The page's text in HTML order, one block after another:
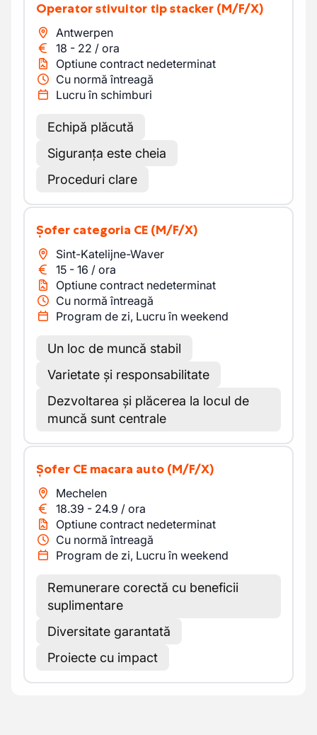
Operator stivuitor tip stacker (M/F/X)
Antwerpen
18 - 22 / ora
Optiune contract nedeterminat
Cu normă întreagă
Lucru în schimburi
Echipă plăcută
Siguranța este cheia
Proceduri clare
Șofer categoria CE (M/F/X)
Sint-Katelijne-Waver
15 - 16 / ora
Optiune contract nedeterminat
Cu normă întreagă
Program de zi, Lucru în weekend
Un loc de muncă stabil
Varietate și responsabilitate
Dezvoltarea și plăcerea la locul de
muncă sunt centrale
Șofer CE macara auto (M/F/X)
Mechelen
18.39 - 24.9 / ora
Optiune contract nedeterminat
Cu normă întreagă
Program de zi, Lucru în weekend
Remunerare corectă cu beneficii
suplimentare
Diversitate garantată
Proiecte cu impact